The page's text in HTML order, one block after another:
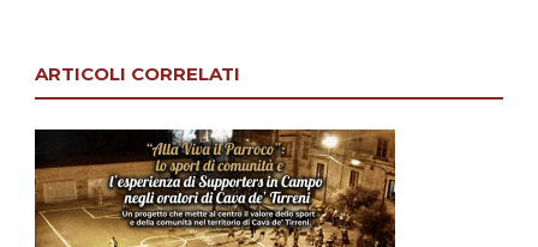
ARTICOLI CORRELATI